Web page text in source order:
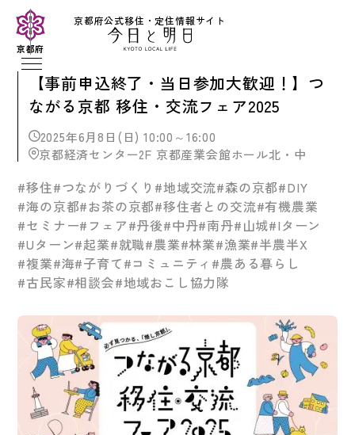
京都府公式移住・定住情報サイト
京都府
【事前申込終了・当日参加大歓迎！】つ
ながる京都 移住・交流フェア2025
2025年6月8日(日) 10:00～16:00
京都経済センター2F 京都産業会館ホール北・中
#移住#つながりづくり #地域交流#森の京都#DIY
#海の京都#お茶の京都#移住者との交流#有機農業
#セミナー#フェア#丹後#中丹#南丹#山城#Iターン
#Uターン#起業#就職#農業#林業#漁業#半農半X
#複業#海#子育て#コミュニティ #農ある暮らし
#古民家#相談会#地域おこし協力隊